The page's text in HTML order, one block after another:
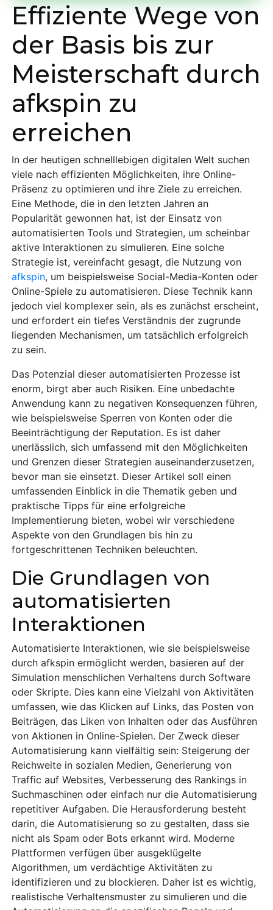
Effiziente Wege von
der Basis bis zur
Meisterschaft durch
afkspin zu
erreichen
In der heutigen schnelllebigen digitalen Welt suchen
viele nach effizienten Möglichkeiten, ihre Online-
Präsenz zu optimieren und ihre Ziele zu erreichen.
Eine Methode, die in den letzten Jahren an
Popularität gewonnen hat, ist der Einsatz von
automatisierten Tools und Strategien, um scheinbar
aktive Interaktionen zu simulieren. Eine solche
Strategie ist, vereinfacht gesagt, die Nutzung von
afkspin, um beispielsweise Social-Media-Konten oder
Online-Spiele zu automatisieren. Diese Technik kann
jedoch viel komplexer sein, als es zunächst erscheint,
und erfordert ein tiefes Verständnis der zugrunde
liegenden Mechanismen, um tatsächlich erfolgreich
zu sein.
Das Potenzial dieser automatisierten Prozesse ist
enorm, birgt aber auch Risiken. Eine unbedachte
Anwendung kann zu negativen Konsequenzen führen,
wie beispielsweise Sperren von Konten oder die
Beeinträchtigung der Reputation. Es ist daher
unerlässlich, sich umfassend mit den Möglichkeiten
und Grenzen dieser Strategien auseinanderzusetzen,
bevor man sie einsetzt. Dieser Artikel soll einen
umfassenden Einblick in die Thematik geben und
praktische Tipps für eine erfolgreiche
Implementierung bieten, wobei wir verschiedene
Aspekte von den Grundlagen bis hin zu
fortgeschrittenen Techniken beleuchten.
Die Grundlagen von
automatisierten
Interaktionen
Automatisierte Interaktionen, wie sie beispielsweise
durch afkspin ermöglicht werden, basieren auf der
Simulation menschlichen Verhaltens durch Software
oder Skripte. Dies kann eine Vielzahl von Aktivitäten
umfassen, wie das Klicken auf Links, das Posten von
Beiträgen, das Liken von Inhalten oder das Ausführen
von Aktionen in Online-Spielen. Der Zweck dieser
Automatisierung kann vielfältig sein: Steigerung der
Reichweite in sozialen Medien, Generierung von
Traffic auf Websites, Verbesserung des Rankings in
Suchmaschinen oder einfach nur die Automatisierung
repetitiver Aufgaben. Die Herausforderung besteht
darin, die Automatisierung so zu gestalten, dass sie
nicht als Spam oder Bots erkannt wird. Moderne
Plattformen verfügen über ausgeklügelte
Algorithmen, um verdächtige Aktivitäten zu
identifizieren und zu blockieren. Daher ist es wichtig,
realistische Verhaltensmuster zu simulieren und die